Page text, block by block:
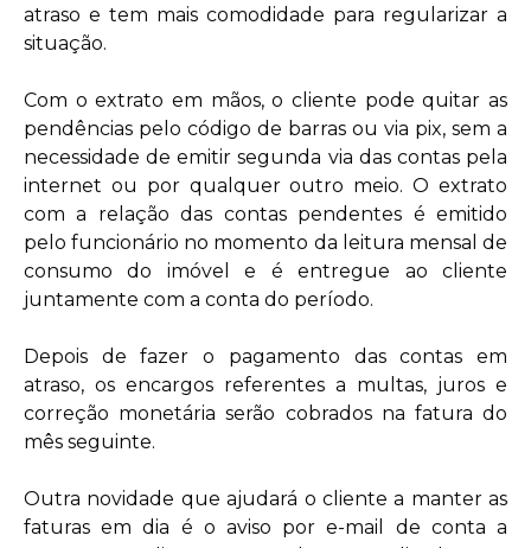
atraso e tem mais comodidade para regularizar a
situação.
Com o extrato em mãos, o cliente pode quitar as
pendências pelo código de barras ou via pix, sem a
necessidade de emitir segunda via das contas pela
internet ou por qualquer outro meio. O extrato
com a relação das contas pendentes é emitido
pelo funcionário no momento da leitura mensal de
consumo do imóvel e é entregue ao cliente
juntamente com a conta do período.
Depois de fazer o pagamento das contas em
atraso, os encargos referentes a multas, juros e
correção monetária serão cobrados na fatura do
mês seguinte.
Outra novidade que ajudará o cliente a manter as
faturas em dia é o aviso por e-mail de conta a